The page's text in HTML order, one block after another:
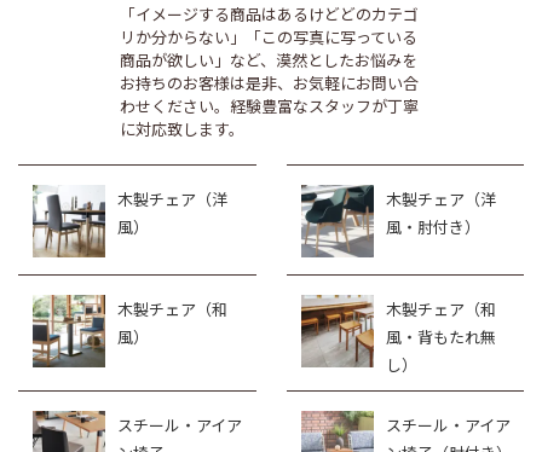
「イメージする商品はあるけどどのカテゴ
リか分からない」「この写真に写っている
商品が欲しい」など、漠然としたお悩みを
お持ちのお客様は是非、お気軽にお問い合
わせください。経験豊富なスタッフが丁寧
に対応致します。
木製チェア（洋
風）
木製チェア（洋
風・肘付き）
木製チェア（和
風）
木製チェア（和
風・背もたれ無
し）
スチール・アイア
スチール・アイア